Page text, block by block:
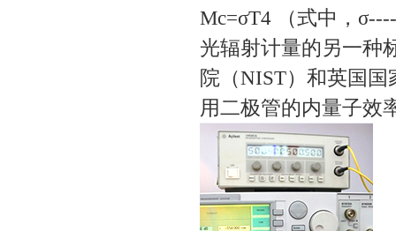
Mc=σT4 （式中，
光辐射计量的另一种
院（NIST）和英国
用二极管的内量子效